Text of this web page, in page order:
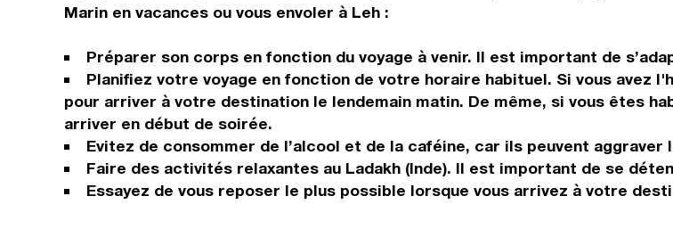
Marin en vacances ou vous envoler à Leh :
Préparer son corps en fonction du voyage à venir. Il est important de
Planifiez votre voyage en fonction de votre horaire habituel. Si vous avez
pour arriver à votre destination le lendemain matin. De même, si vous êtes
arriver en début de soirée.
Evitez de consommer de l’alcool et de la caféine, car ils peuvent aggraver
Faire des activités relaxantes au Ladakh (Inde). Il est important de se
Essayez de vous reposer le plus possible lorsque vous arrivez à votre